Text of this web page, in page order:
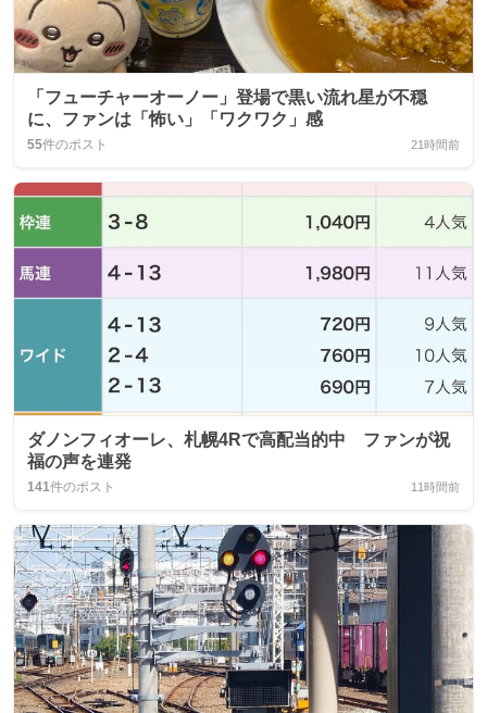
「フューチャーオーノー」登場で黒い流れ星が不穏
に、ファンは「怖い」「ワクワク」感
55件のポスト 21時間前
ダノンフィオーレ、札幌4Rで高配当的中 ファンが祝
福の声を連発
141件のポスト 11時間前